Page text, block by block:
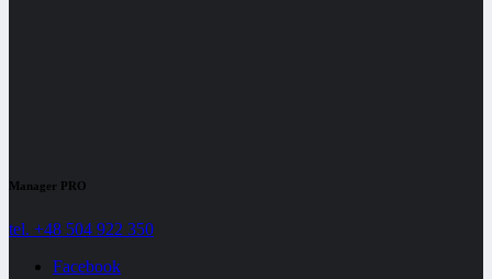
Manager PRO
tel. +48 504 922 350
Facebook